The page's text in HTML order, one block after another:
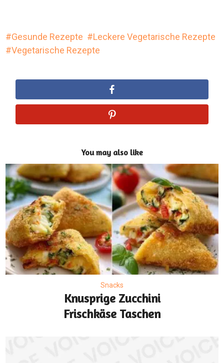
Gesunde Rezepte
Leckere Vegetarische Rezepte
Vegetarische Rezepte
You may also like
Snacks
Knusprige Zucchini
Frischkäse Taschen